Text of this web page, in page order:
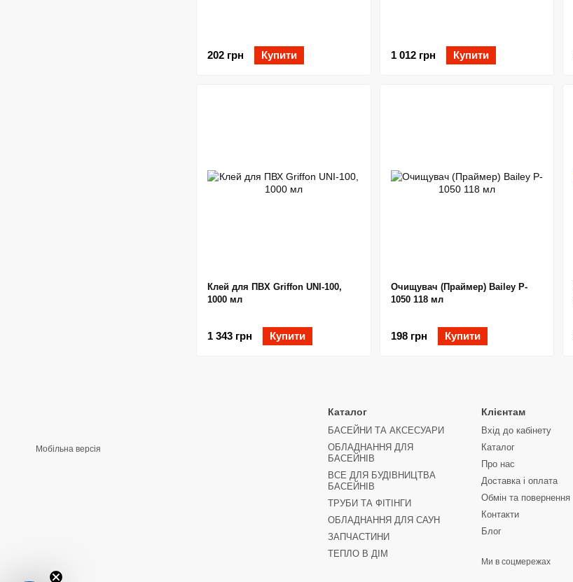
202 грн Купити 1 012 грн Купити
Клей для ПВХ Griffon UNI-100,
1000 мл
1 343 грн Купити
Очищувач (Праймер) Bailey P-
1050 118 мл
198 грн Купити
Мобільна версія
Каталог
БАСЕЙНИ ТА АКСЕСУАРИ
ОБЛАДНАННЯ ДЛЯ
БАСЕЙНІВ
ВСЕ ДЛЯ БУДІВНИЦТВА
БАСЕЙНІВ
ТРУБИ ТА ФІТІНГИ
ОБЛАДНАННЯ ДЛЯ САУН
ЗАПЧАСТИНИ
ТЕПЛО В ДІМ
Клієнтам
Вхід до кабінету
Каталог
Про нас
Доставка і оплата
Обмін та повернення
Контакти
Блог
Ми в соцмережах